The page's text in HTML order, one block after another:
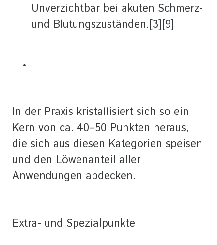
Unverzichtbar bei akuten Schmerz-
und Blutungszuständen.[3][9]
In der Praxis kristallisiert sich so ein
Kern von ca. 40–50 Punkten heraus,
die sich aus diesen Kategorien speisen
und den Löwenanteil aller
Anwendungen abdecken.
Extra- und Spezialpunkte